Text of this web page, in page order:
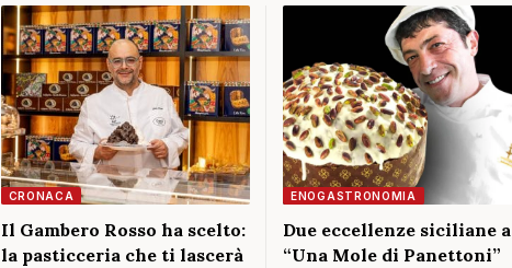
CRONACA
Il Gambero Rosso ha scelto:
la pasticceria che ti lascerà
ENOGASTRONOMIA
Due eccellenze siciliane a
“Una Mole di Panettoni”